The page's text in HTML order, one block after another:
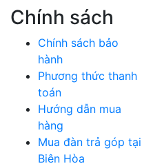
Chính sách
Chính sách bảo
hành
Phương thức thanh
toán
Hướng dẫn mua
hàng
Mua đàn trả góp tại
Biên Hòa